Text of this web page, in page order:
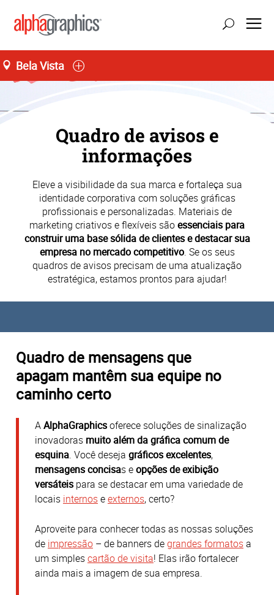
Bela Vista
Quadro de avisos e
informações
​Eleve a visibilidade da sua marca e fortaleça sua
identidade corporativa com soluções gráficas
profissionais e personalizadas. Materiais de
marketing criativos e flexíveis sãoessenciais para
construir uma base sólida de clientes e destacar sua
empresa no mercado competitivo. Se os seus
quadros de avisos precisam de uma atualização
estratégica, estamos prontos para ajudar!
Quadro de mensagensque
apagam mantêm sua equipe no
caminho certo
AAlphaGraphicsoferece soluções de sinalização
inovadoras muito além da gráfica comum de
esquina. Você deseja gráficos excelentes,
mensagens concisas eopções de exibição
versáteis para se destacar em uma variedade de
locais internoseexternos, certo?
Aproveite para conhecer todas as nossas soluções
de impressão – de banners degrandes formatosa
um simplescartão de visita! Elas irão fortalecer
ainda mais a imagem de sua empresa.